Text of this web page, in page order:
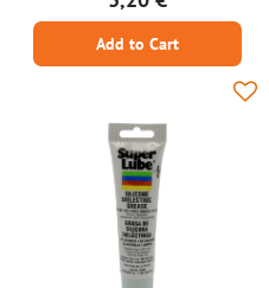
hladký chod a dlouhotrvající ochranu
pohyblivých dílů. Klíčové vlastnosti *
Víceúčelové syntetické mazivo s PTFE *
aplikace * Snižuje tření a opotřebení dílů
Add to Cart